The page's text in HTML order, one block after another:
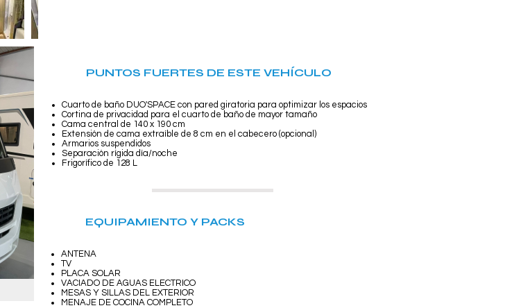
PUNTOS FUERTES DE ESTE VEHÍCULO
Cuarto de baño DUO'SPACE con pared giratoria para optimizar los espacios
Cortina de privacidad para el cuarto de baño de mayor tamaño
Cama central de 140 x 190 cm
Extensión de cama extraíble de 8 cm en el cabecero (opcional)
Armarios suspendidos
Separación rígida día/noche
Frigorífico de 128 L
EQUIPAMIENTO Y PACKS
ANTENA
TV
PLACA SOLAR
VACIADO DE AGUAS ELECTRICO
MESAS Y SILLAS DEL EXTERIOR
MENAJE DE COCINA COMPLETO